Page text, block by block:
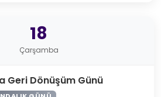
18
Çarşamba
Geri Dönüşüm Günü